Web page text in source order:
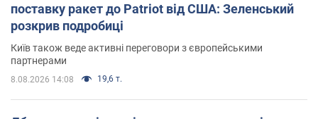
поставку ракет до Patriot від США: Зеленський
розкрив подробиці
Київ також веде активні переговори з європейськими
партнерами
8.08.2026 14:08 19,6 т.